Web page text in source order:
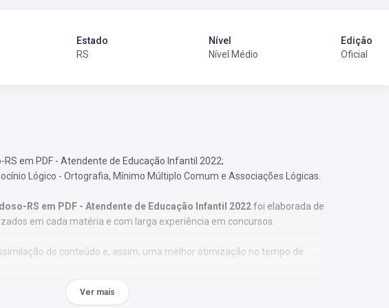
Estado
RS
Nível
Nível Médio
Edição
Oficial
em PDF - Atendente de Educação Infantil 2022;
Lógico - Ortografia, Mínimo Múltiplo Comum e Associações Lógicas.
RS em PDF - Atendente de Educação Infantil 2022foi elaborada de
em cada matéria e com larga experiência em concursos.
do conteúdo e, assim, uma melhor otimização no tempo de
Ver mais